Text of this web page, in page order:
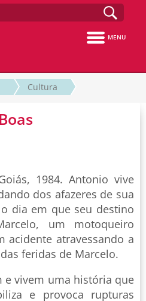
MENU
Cultura
1984. Antonio vive
dos afazeres de sua
dia em que seu destino
um motoqueiro
acidente atravessando a
feridas de Marcelo.
e vivem uma história que
e provoca rupturas